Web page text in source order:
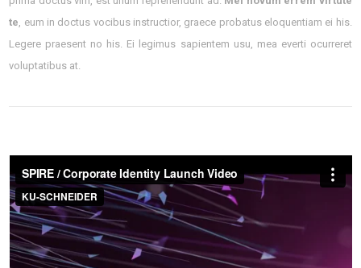
te, eum in doctus vocibus instructior, graece probatus eloquentiam ei his.
Legere praesent no his. Ei legimus sapientem usu, mea everti ocurreret
voluptatibus at.